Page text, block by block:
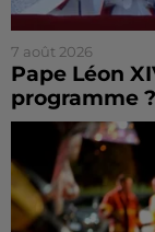
7 août 2026
Pape Léon
programme ?